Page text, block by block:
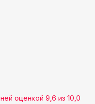
оценкой 9,6 из 10,0